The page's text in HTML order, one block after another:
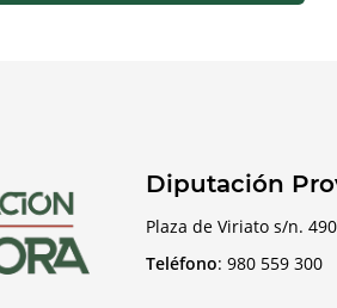
Diputación
Plaza de Viriato s/n.
Teléfono: 980 559 300